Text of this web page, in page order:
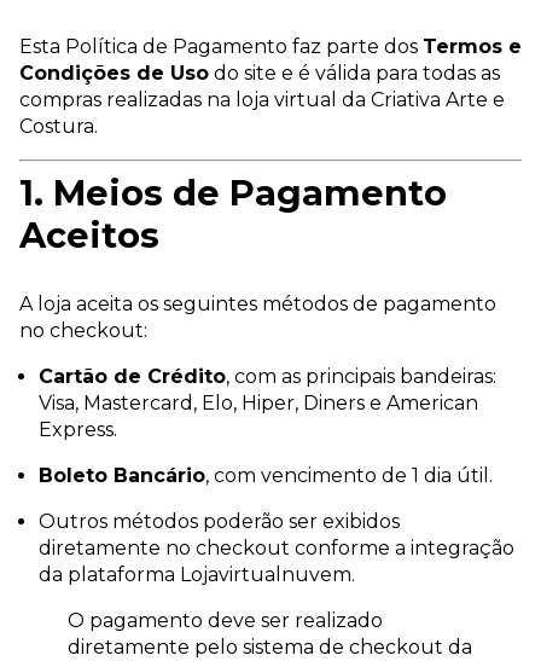
Esta Política de Pagamento faz parte dos Termos e
Condições de Uso do site e é válida para todas as
compras realizadas na loja virtual da Criativa Arte e
Costura.
1. Meios de Pagamento
Aceitos
A loja aceita os seguintes métodos de pagamento
no checkout:
Cartão de Crédito, com as principais bandeiras:
Visa, Mastercard, Elo, Hiper, Diners e American
Express.
Boleto Bancário, com vencimento de 1 dia útil.
Outros métodos poderão ser exibidos
diretamente no checkout conforme a integração
da plataforma Lojavirtualnuvem.
O pagamento deve ser realizado
diretamente pelo sistema de checkout da